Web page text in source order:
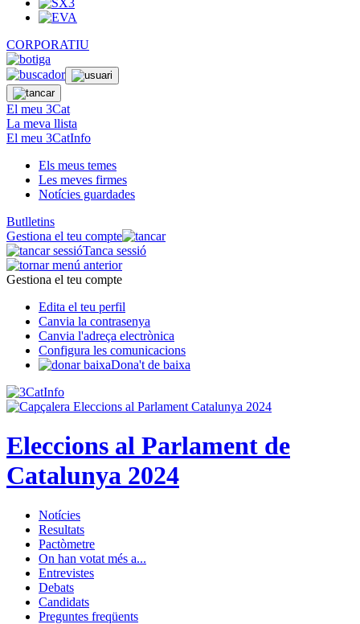
CORPORATIU
El meu 3Cat
La meva llista
El meu 3CatInfo
Els meus temes
Les meves firmes
Notícies guardades
Butlletins
Gestiona el teu compte
Tanca sessió
Gestiona el teu compte
Edita el teu perfil
Canvia la contrasenya
Canvia l'adreça electrònica
Configura les comunicacions
Dona't de baixa
Eleccions al Parlament de
Catalunya 2024
Notícies
Resultats
Pactòmetre
On han votat més a...
Entrevistes
Debats
Candidats
Preguntes freqüents